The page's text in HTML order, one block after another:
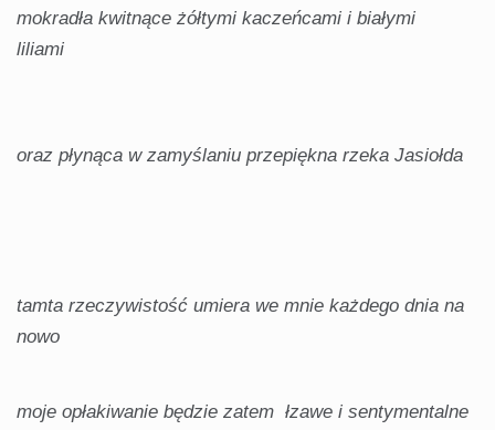
mokradła kwitnące żółtymi kaczeńcami i białymi
liliami
oraz płynąca w zamyślaniu przepiękna rzeka Jasiołda
tamta rzeczywistość umiera we mnie każdego dnia na
nowo
moje opłakiwanie będzie zatem łzawe i sentymentalne